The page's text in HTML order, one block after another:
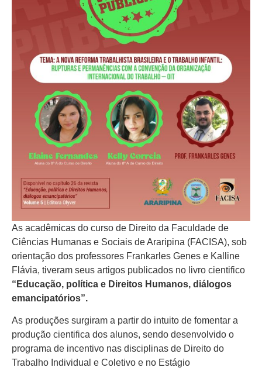
As acadêmicas do curso de Direito da Faculdade de
Ciências Humanas e Sociais de Araripina (FACISA), sob
orientação dos professores Frankarles Genes e Kalline
Flávia, tiveram seus artigos publicados no livro cientifico
“Educação, política e Direitos Humanos, diálogos
emancipatórios”.
As produções surgiram a partir do intuito de fomentar a
produção cientifica dos alunos, sendo desenvolvido o
programa de incentivo nas disciplinas de Direito do
Trabalho Individual e Coletivo e no Estágio